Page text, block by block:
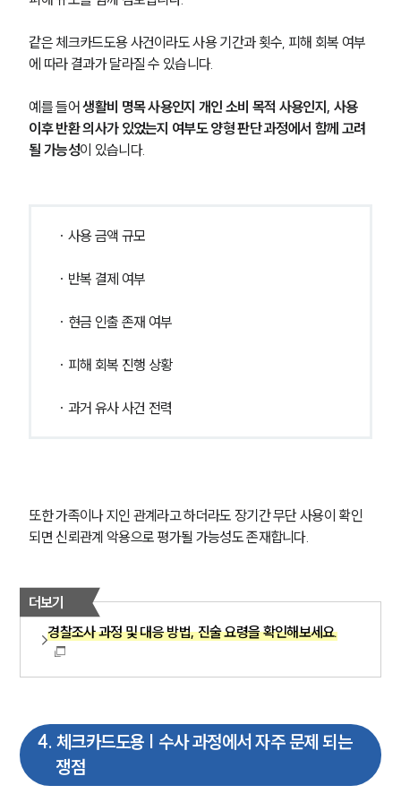
대륜의 강점
글로벌 파트너 로펌
고객의 소리
업무사례
형사 주요 업무사례
법률지식인
형사소송·상담후기
업무분야
전체
같은 체크카드도용 사건이라도 사용 기간과 횟수, 피해 회복 여부
에 따라 결과가 달라질 수 있습니다.
예를 들어 생활비 명목 사용인지 개인 소비 목적 사용인지, 사용
이후 반환 의사가 있었는지 여부도 양형 판단 과정에서 함께 고려
될 가능성이 있습니다.
· 사용 금액 규모
· 반복 결제 여부
· 현금 인출 존재 여부
· 피해 회복 진행 상황
· 과거 유사 사건 전력
또한 가족이나 지인 관계라고 하더라도 장기간 무단 사용이 확인
되면 신뢰관계 악용으로 평가될 가능성도 존재합니다.
더보기
경찰조사 과정 및 대응 방법, 진술 요령을 확인해보세요.
4. 체크카드도용 | 수사 과정에서 자주 문제 되는
쟁점